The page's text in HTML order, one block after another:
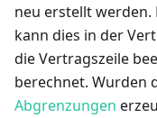
neu erstellt werden.
kann dies in der
die Vertragszeile
berechnet. Wurden
Abgrenzungen